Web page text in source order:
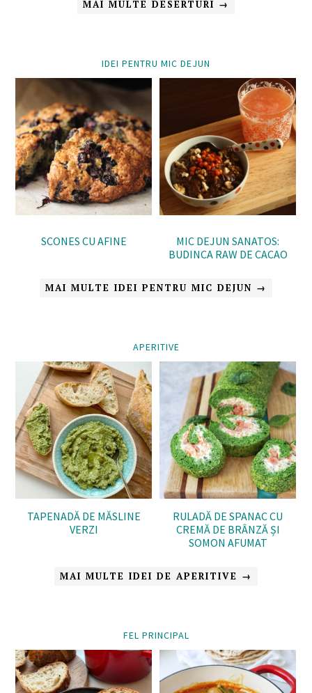
MAI MULTE DESERTURI →
IDEI PENTRU MIC DEJUN
SCONES CU AFINE
MIC DEJUN SANATOS:
BUDINCA RAW DE CACAO
MAI MULTE IDEI PENTRU MIC DEJUN →
APERITIVE
TAPENADĂ DE MĂSLINE
VERZI
RULADĂ DE SPANAC CU
CREMĂ DE BRÂNZĂ ȘI
SOMON AFUMAT
MAI MULTE IDEI DE APERITIVE →
FEL PRINCIPAL